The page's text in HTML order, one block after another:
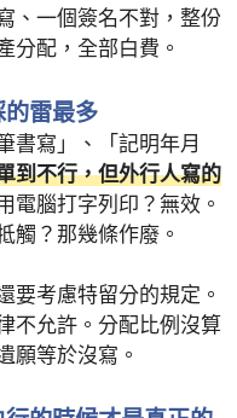
、一個簽名不對，整份
分配，全部白費。
的雷最多
書寫」、「記明年月
到不行，但外行人寫的
電腦打字列印？無效。
觸？那幾條作廢。
要考慮特留分的規定。
不允許。分配比例沒算
願等於沒寫。